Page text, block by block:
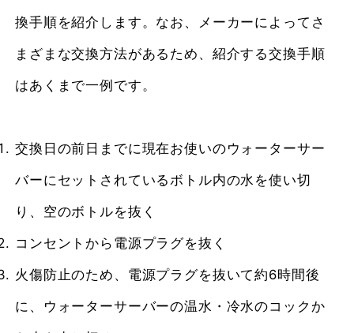
換手順を紹介します。なお、メーカーによってさ
まざまな交換方法があるため、紹介する交換手順
はあくまで一例です。
交換日の前日までに現在お使いのウォーターサー
バーにセットされているボトル内の水を使い切
り、空のボトルを抜く
コンセントから電源プラグを抜く
火傷防止のため、電源プラグを抜いて約6時間後
に、ウォーターサーバーの温水・冷水のコックか